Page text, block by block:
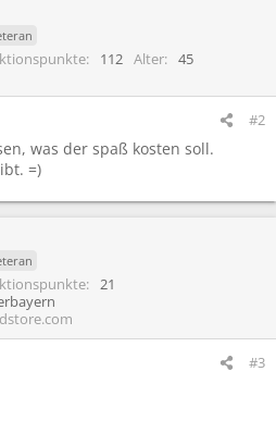
112 Alter
45
#2
was der spaß kosten soll.
=)
21
#3